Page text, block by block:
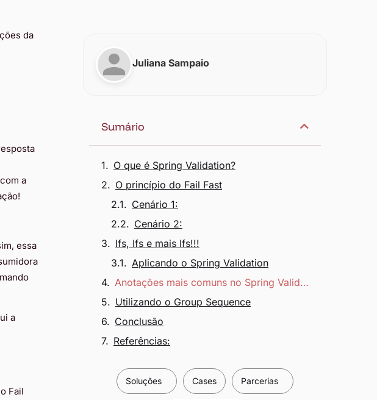
da
a
essa
a
Fail
Juliana Sampaio
Sumário
O que é Spring Validation?
O princípio do Fail Fast
Cenário 1:
Cenário 2:
Ifs, Ifs e mais Ifs!!!
Aplicando o Spring Validation
Anotações mais comuns no Spring Validation
Utilizando o Group Sequence
Conclusão
Referências:
Soluções Cases Parcerias